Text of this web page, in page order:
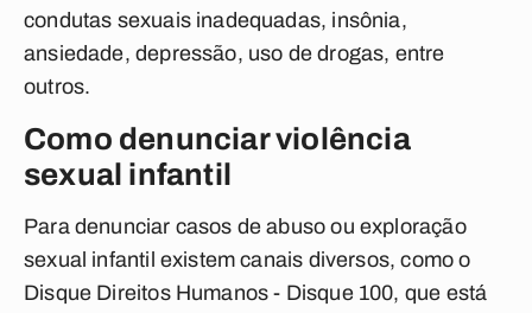
condutas sexuais inadequadas, insônia,
ansiedade, depressão, uso de drogas, entre
outros.
Como denunciar violência
sexual infantil
Para denunciar casos de abuso ou exploração
sexual infantil existem canais diversos, como o
Disque Direitos Humanos - Disque 100, que está